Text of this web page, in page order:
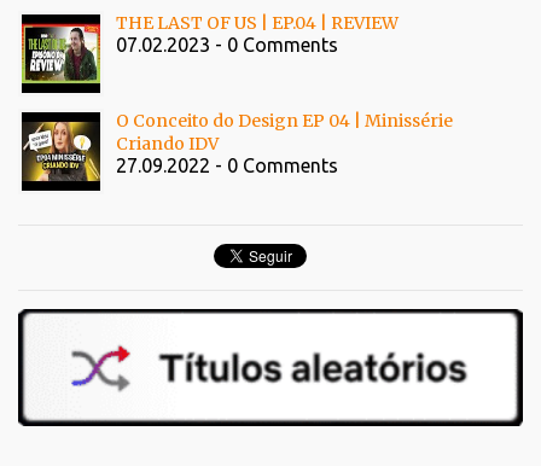
THE LAST OF US | EP.04 | REVIEW
07.02.2023 - 0 Comments
O Conceito do Design EP 04 | Minissérie
Criando IDV
27.09.2022 - 0 Comments